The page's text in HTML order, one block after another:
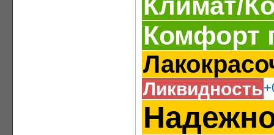
Климат/
Комфорт
Ликвидность